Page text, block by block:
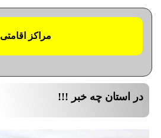
مراکز اقامتی
در استان چه خبر !!!